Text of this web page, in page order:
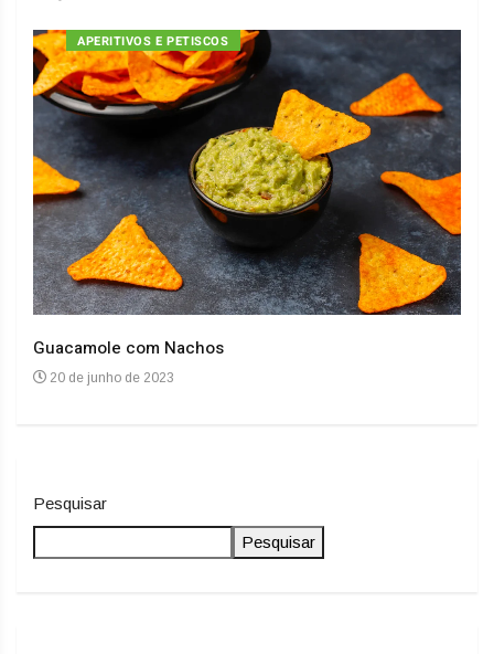
APERITIVOS E PETISCOS
Guacamole com Nachos
20 de junho de 2023
Pesquisar
Pesquisar